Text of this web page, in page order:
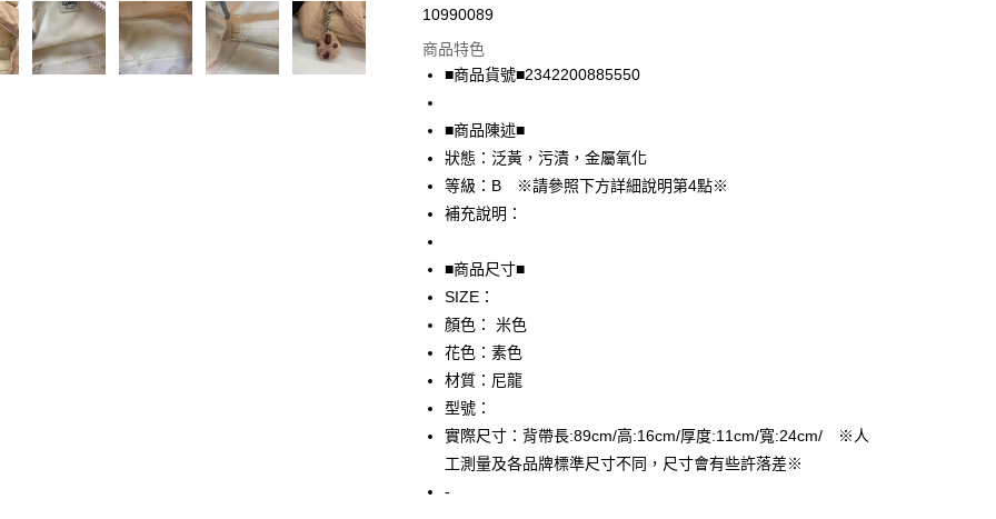
LINE Pay
Apple Pay
街口支付
悠遊付
AFTEE先享後付
相關說明
【關於「AFTEE先享後付」】
AFTEE先享後付是「在收到商品之後才付款」的支付方式。 讓您購物簡單
便利好安心！
１．簡單：不需註冊會員、不需綁卡、不需儲值。
２．便利：只要手機號碼，簡訊認證，即可結帳。
【「AFTEE先享後付」結帳流程】
運送方式
全家取貨付款
免運費
10990089
商品特色
■商品貨號■2342200885550
■商品陳述■
狀態：泛黃，污漬，金屬氧化
等級：B ※請參照下方詳細說明第4點※
補充說明：
■商品尺寸■
SIZE：
顏色： 米色
花色：素色
材質：尼龍
型號：
實際尺寸：背帶長:89cm/高:16cm/厚度:11cm/寬:24cm/ ※人
工測量及各品牌標準尺寸不同，尺寸會有些許落差※
-